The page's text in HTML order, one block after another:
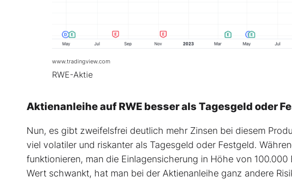
www.tradingview.com
RWE-Aktie
Aktienanleihe auf RWE besser als Tagesgeld oder
Nun, es gibt zweifelsfrei deutlich mehr Zinsen bei diesem
viel volatiler und riskanter als Tagesgeld oder Festgeld.
funktionieren, man die Einlagensicherung in Höhe von
Wert schwankt, hat man bei der Aktienanleihe ganz andere